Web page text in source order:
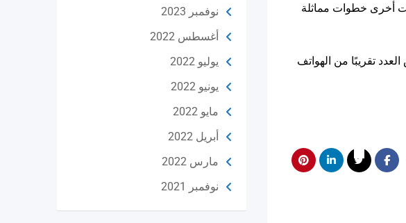
أخرى خطوات مماثلة
تقريبًا من الهواتف
نوفمبر 2023
أغسطس 2022
يوليو 2022
يونيو 2022
مايو 2022
أبريل 2022
مارس 2022
نوفمبر 2021